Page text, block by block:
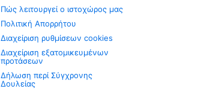
Πώς λειτουργεί ο ιστοχώρος μας
Πολιτική Απορρήτου
Διαχείριση ρυθμίσεων cookies
Διαχείριση εξατομικευμένων
προτάσεων
Δήλωση περί Σύγχρονης
Δουλείας